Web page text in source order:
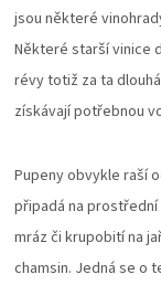
jsou některé
Některé starší vinice
révy totiž za ta
získávají potřebnou
Pupeny obvykle raší
připadá na prostřední
mráz či krupobití na
chamsin. Jedná se o